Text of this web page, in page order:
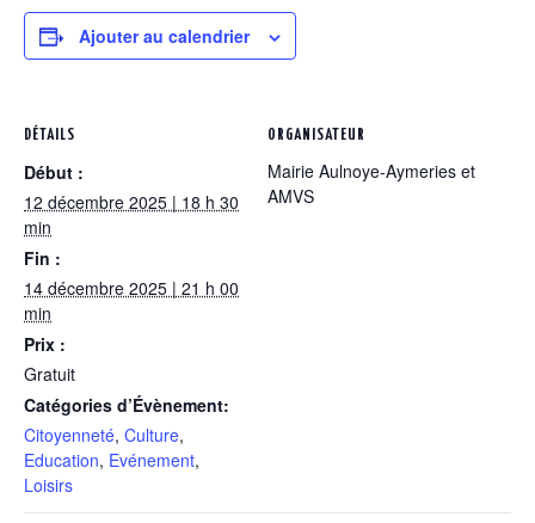
Ajouter au calendrier
DÉTAILS
Début :
12 décembre 2025 | 18 h 30
min
Fin :
14 décembre 2025 | 21 h 00
min
Prix :
Gratuit
Catégories d’Évènement:
Citoyenneté, Culture,
Education, Evénement,
Loisirs
ORGANISATEUR
Mairie Aulnoye-Aymeries et
AMVS